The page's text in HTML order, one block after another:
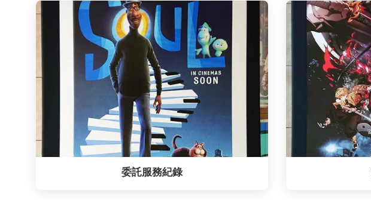
委託服務紀錄